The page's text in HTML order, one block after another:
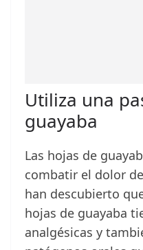
Utiliza una
guayaba
Las hojas de
combatir el dolor
han descubierto
hojas de guayaba
analgésicas y